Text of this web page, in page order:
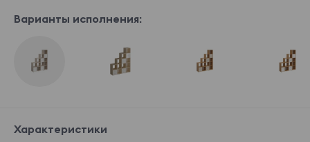
Варианты исполнения:
Характеристики